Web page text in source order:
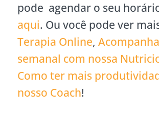
pode agendar o seu
aqui. Ou você pode ver
Terapia Online,
semanal com nossa
Como ter mais
nosso Coach!